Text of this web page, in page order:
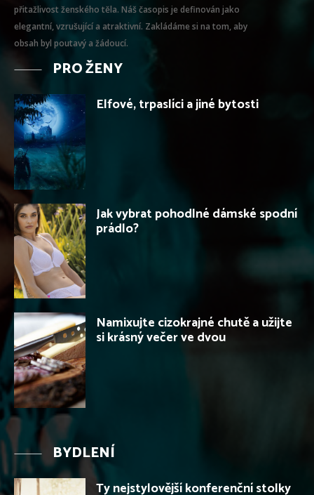
přitažlivost ženského těla. Náš časopis je definován jako
elegantní, vzrušující a atraktivní. Zakládáme si na tom, aby
obsah byl poutavý a žádoucí.
PRO ŽENY
Elfové, trpaslíci a jiné bytosti
Jak vybrat pohodlné dámské spodní
prádlo?
Namixujte cizokrajné chutě a užijte
si krásný večer ve dvou
BYDLENÍ
Ty nejstylovější konferenční stolky